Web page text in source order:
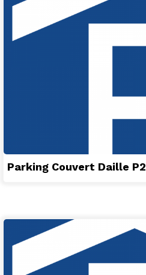
Parking Couvert Daille P2